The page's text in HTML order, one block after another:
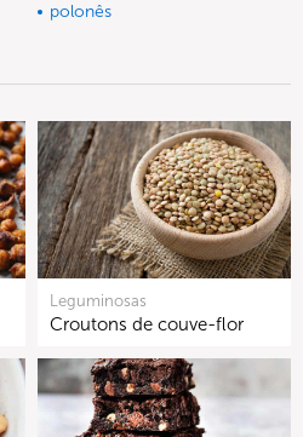
polonês
Leguminosas
Croutons de couve-flor